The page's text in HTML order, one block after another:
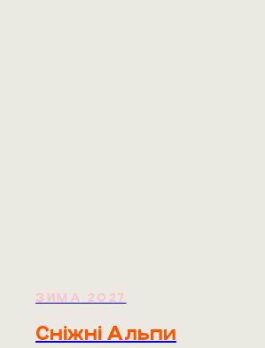
ЗИМА 2027
Сніжні Альпи